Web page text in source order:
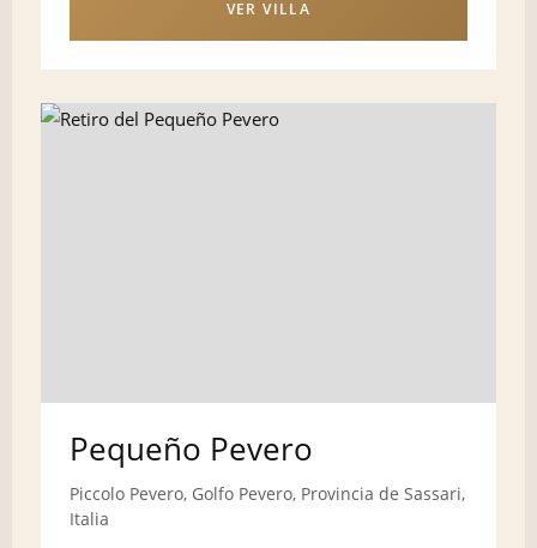
VER VILLA
Pequeño Pevero
Piccolo Pevero, Golfo Pevero, Provincia de Sassari,
Italia